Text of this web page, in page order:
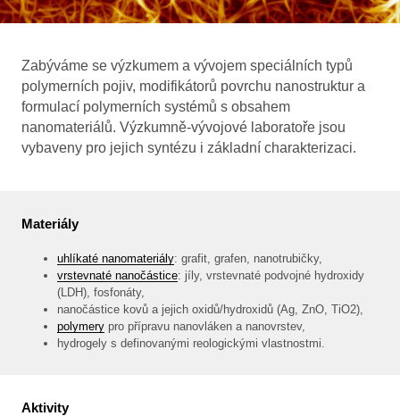
Zabýváme se výzkumem a vývojem speciálních typů
polymerních pojiv, modifikátorů povrchu nanostruktur a
formulací polymerních systémů s obsahem
nanomateriálů. Výzkumně-vývojové laboratoře jsou
vybaveny pro jejich syntézu i základní charakterizaci.
Materiály
uhlíkaté nanomateriály: grafit, grafen, nanotrubičky,
vrstevnaté nanočástice: jíly, vrstevnaté podvojné hydroxidy
(LDH), fosfonáty,
nanočástice kovů a jejich oxidů/hydroxidů (Ag, ZnO, TiO2),
polymery pro přípravu nanovláken a nanovrstev,
hydrogely s definovanými reologickými vlastnostmi.
Aktivity